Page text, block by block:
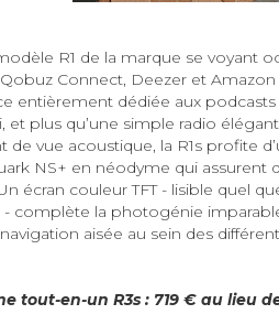
R1 de la marque se voyant
Connect, Deezer et
entièrement dédiée aux
et plus qu’une simple radio
de vue acoustique, la R1s profite
NS+ en néodyme qui
écran couleur TFT - lisible quel
complète la photogénie
aisée au sein des
tout-en-un R3s : 719 € au lieu